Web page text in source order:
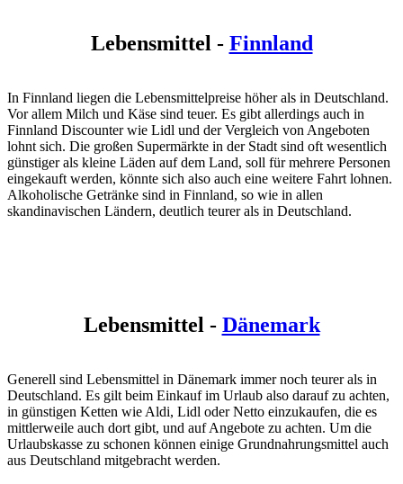
Lebensmittel - Finnland
In Finnland liegen die Lebensmittelpreise höher als in Deutschland.
Vor allem Milch und Käse sind teuer. Es gibt allerdings auch in
Finnland Discounter wie Lidl und der Vergleich von Angeboten
lohnt sich. Die großen Supermärkte in der Stadt sind oft wesentlich
günstiger als kleine Läden auf dem Land, soll für mehrere Personen
eingekauft werden, könnte sich also auch eine weitere Fahrt lohnen.
Alkoholische Getränke sind in Finnland, so wie in allen
skandinavischen Ländern, deutlich teurer als in Deutschland.
Lebensmittel - Dänemark
Generell sind Lebensmittel in Dänemark immer noch teurer als in
Deutschland. Es gilt beim Einkauf im Urlaub also darauf zu achten,
in günstigen Ketten wie Aldi, Lidl oder Netto einzukaufen, die es
mittlerweile auch dort gibt, und auf Angebote zu achten. Um die
Urlaubskasse zu schonen können einige Grundnahrungsmittel auch
aus Deutschland mitgebracht werden.